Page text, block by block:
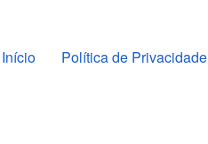
Pular para o conteúdo
Início Política de Privacidade